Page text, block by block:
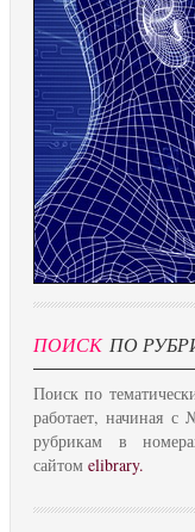
ПОИСК ПО
Поиск по
работает, начиная
рубрикам в
сайтом elibrary.